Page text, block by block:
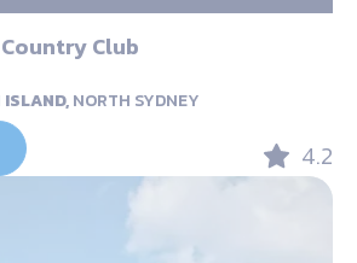
Club
NORTH SYDNEY
4.2